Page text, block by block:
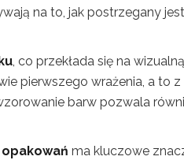
na to, jak postrzegany
, co przekłada się na
pierwszego wrażenia, a to z
barw pozwala
ma kluczowe